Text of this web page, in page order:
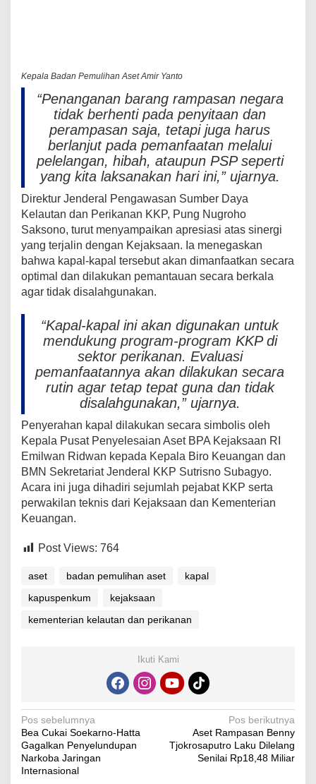
Kepala Badan Pemulihan Aset Amir Yanto
“Penanganan barang rampasan negara
tidak berhenti pada penyitaan dan
perampasan saja, tetapi juga harus
berlanjut pada pemanfaatan melalui
pelelangan, hibah, ataupun PSP seperti
yang kita laksanakan hari ini,” ujarnya.
Direktur Jenderal Pengawasan Sumber Daya
Kelautan dan Perikanan KKP, Pung Nugroho
Saksono, turut menyampaikan apresiasi atas sinergi
yang terjalin dengan Kejaksaan. Ia menegaskan
bahwa kapal-kapal tersebut akan dimanfaatkan secara
optimal dan dilakukan pemantauan secara berkala
agar tidak disalahgunakan.
“Kapal-kapal ini akan digunakan untuk
mendukung program-program KKP di
sektor perikanan. Evaluasi
pemanfaatannya akan dilakukan secara
rutin agar tetap tepat guna dan tidak
disalahgunakan,” ujarnya.
Penyerahan kapal dilakukan secara simbolis oleh
Kepala Pusat Penyelesaian Aset BPA Kejaksaan RI
Emilwan Ridwan kepada Kepala Biro Keuangan dan
BMN Sekretariat Jenderal KKP Sutrisno Subagyo.
Acara ini juga dihadiri sejumlah pejabat KKP serta
perwakilan teknis dari Kejaksaan dan Kementerian
Keuangan.
Post Views: 764
aset badan pemulihan aset
kapal
kapuspenkum
kejaksaan
kementerian kelautan dan perikanan
Ikuti Kami
Navigasi
pos
Pos sebelumnya
Bea Cukai Soekarno-Hatta
Gagalkan Penyelundupan
Narkoba Jaringan
Internasional
Pos berikutnya
Aset Rampasan Benny
Tjokrosaputro Laku Dilelang
Senilai Rp18,48 Miliar